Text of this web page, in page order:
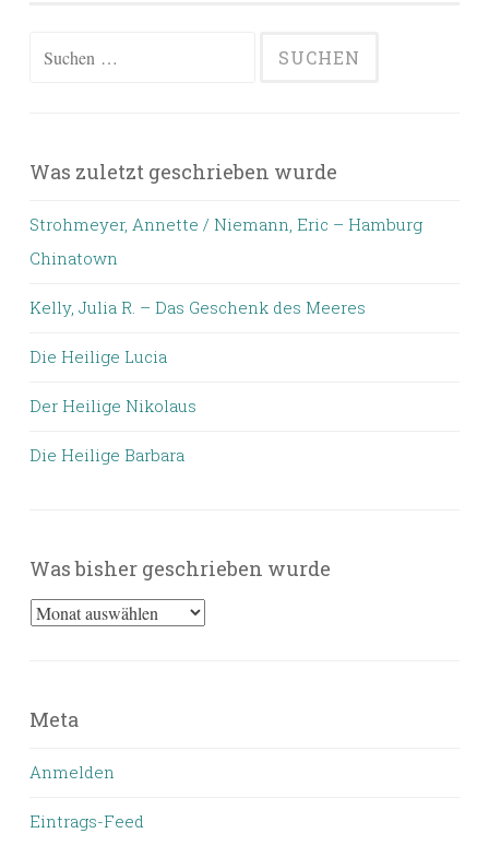
Suchen
Was zuletzt geschrieben wurde
Strohmeyer, Annette / Niemann, Eric – Hamburg
Chinatown
Kelly, Julia R. – Das Geschenk des Meeres
Die Heilige Lucia
Der Heilige Nikolaus
Die Heilige Barbara
Was bisher geschrieben wurde
Was
wurde
Meta
Anmelden
Eintrags-Feed